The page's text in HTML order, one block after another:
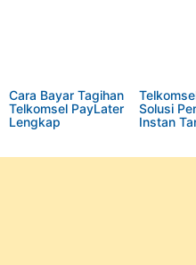
Cara Bayar Tagihan
Telkomsel PayLater
Lengkap
Solusi
Instan